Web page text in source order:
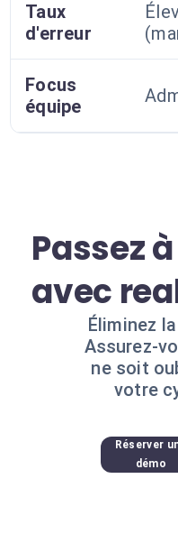
Taux
d'erreur
Focus
équipe
Passez
avec
Éliminez
Assurez-
ne soit
votre
Réserver
démo